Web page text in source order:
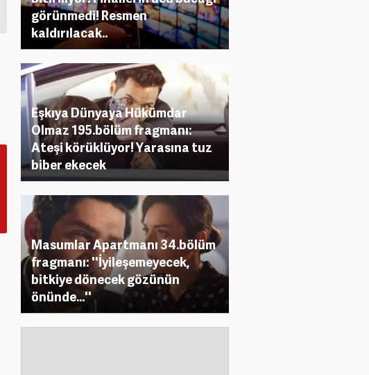
görünmedi! Resmen
kaldırılacak..
Eşkıya Dünyaya Hükümdar
Olmaz 195.bölüm fragmanı:
Ateşi körüklüyor! Yarasına tuz
biber ekecek
Masumlar Apartmanı 34.bölüm
fragmanı: ''İyileşemeyecek,
bitkiye dönecek gözünün
önünde...''